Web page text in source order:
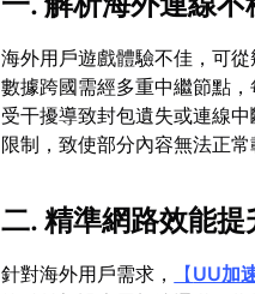
海外用戶遊戲體驗不佳，可
數據跨國需經多重中繼節點
受干擾導致封包遺失或連線
限制，致使部分內容無法正常
二. 精準網路效能提
針對海外用戶需求， 【UU加